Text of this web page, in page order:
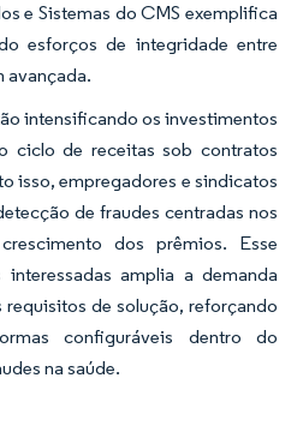
e Sistemas do CMS exemplifica
esforços de integridade entre
avançada.
intensificando os investimentos
ciclo de receitas sob contratos
isso, empregadores e sindicatos
de fraudes centradas nos
dos prêmios. Esse
amplia a demanda
de solução, reforçando
configuráveis dentro do
na saúde.